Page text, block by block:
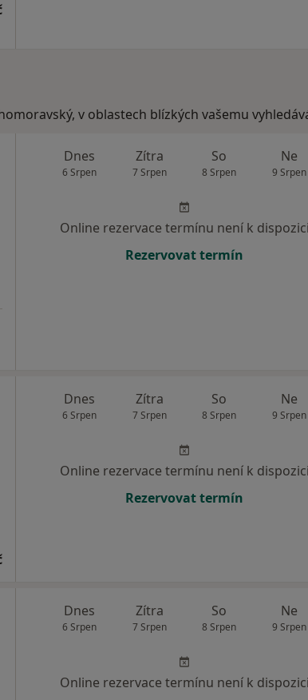
v oblastech blízkých vašemu
Dnes
6 Srpen
Zítra
7 Srpen
So
8 Srpen
Ne
9 Srpen
Online rezervace termínu není k dispozici
Rezervovat termín
Dnes
6 Srpen
Zítra
7 Srpen
So
8 Srpen
Ne
9 Srpen
Online rezervace termínu není k dispozici
Rezervovat termín
Dnes
6 Srpen
Zítra
7 Srpen
So
8 Srpen
Ne
9 Srpen
Online rezervace termínu není k dispozici